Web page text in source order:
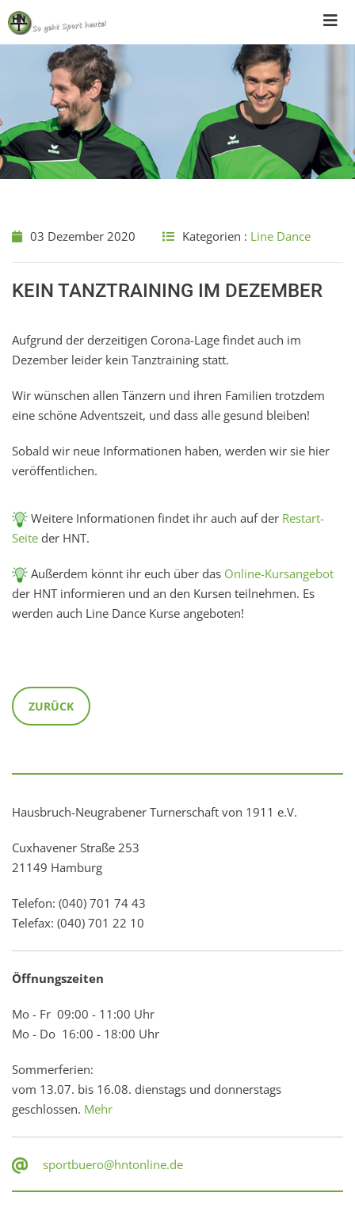
Skip
to
content
03 Dezember 2020 Kategorien : Line Dance
KEIN TANZTRAINING IM DEZEMBER
Aufgrund der derzeitigen Corona-Lage findet auch im
Dezember leider kein Tanztraining statt.
Wir wünschen allen Tänzern und ihren Familien trotzdem
eine schöne Adventszeit, und dass alle gesund bleiben!
Sobald wir neue Informationen haben, werden wir sie hier
veröffentlichen.
Weitere Informationen findet ihr auch auf der Restart-
Seite der HNT.
Außerdem könnt ihr euch über das Online-Kursangebot
der HNT informieren und an den Kursen teilnehmen. Es
werden auch Line Dance Kurse angeboten!
ZURÜCK
Hausbruch-Neugrabener Turnerschaft von 1911 e.V.
Cuxhavener Straße 253
21149 Hamburg
Telefon: (040) 701 74 43
Telefax: (040) 701 22 10
Öffnungszeiten
Mo - Fr 09:00 - 11:00 Uhr
Mo - Do 16:00 - 18:00 Uhr
Sommerferien:
vom 13.07. bis 16.08. dienstags und donnerstags
geschlossen. Mehr
sportbuero@hntonline.de